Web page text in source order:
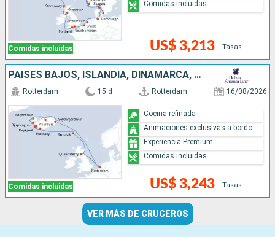
Comidas incluidas US$ 3,213 +Tasas
Comidas incluidas
PAISES BAJOS, ISLANDIA, DINAMARCA, REINO UNIDO
Comidas incluidas
Rotterdam 15 d Rotterdam 16/08/2026
US$ 3,243 +Tasas
Cocina refinada
Animaciones exclusivas a bordo
Experiencia Premium
Comidas incluidas
VER MÁS DE CRUCEROS